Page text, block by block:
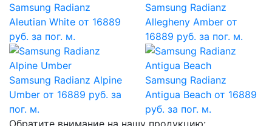
Samsung Radianz
Aleutian White от 16889
руб. за пог. м.
Samsung Radianz
Allegheny Amber от
16889 руб. за пог. м.
Samsung Radianz Alpine
Umber от 16889 руб. за
пог. м.
Samsung Radianz
Antigua Beach от 16889
руб. за пог. м.